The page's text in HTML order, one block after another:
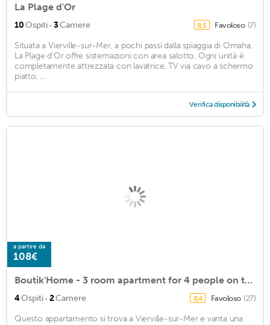
La Plage d'Or
10Ospiti · 3Camere 8,5 Favoloso (7)
Situata a Vierville-sur-Mer, a pochi passi dalla spiaggia di Omaha,
La Plage d'Or offre sistemazioni con area salotto. Ogni unità è
completamente attrezzata con lavatrice, TV via cavo a schermo
piatto, ...
Verifica disponibilità
a partire da
108€
Boutik'Home - 3 room apartment for 4 people on the seafront
4Ospiti · 2Camere 8,4 Favoloso (27)
Questo appartamento si trova a Vierville-sur-Mer e vanta una